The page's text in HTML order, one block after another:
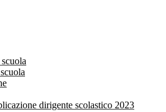
dirigente scolastico 2023